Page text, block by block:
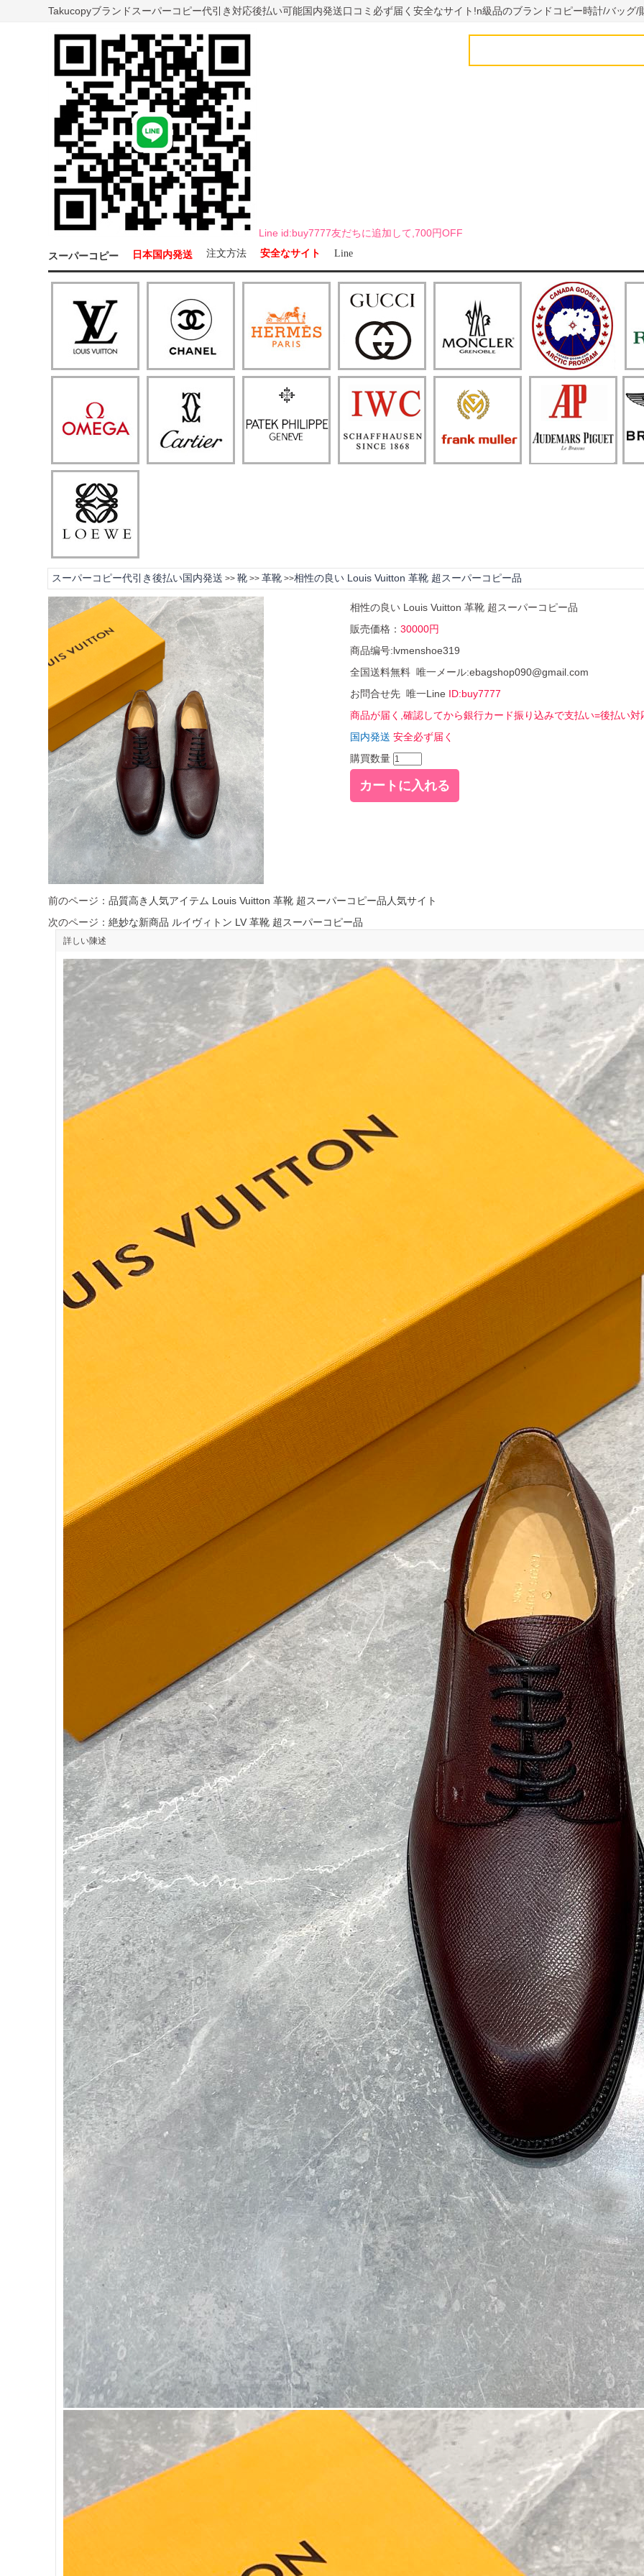
Takucopyブランドスーパーコピー代引き対応後払い可能国内発送口コミ必ず届く安全なサイト!n級品のブランドコピー時計/バッ
Line id:buy7777友だちに追加して,700円OFF
スーパーコピー 日本国内発送 注文方法 安全なサイト Line
スーパーコピー代引き後払い国内発送 >> 靴 >> 革靴 >>相性の良い Louis Vuitton 革靴 超スーパーコピー品
相性の良い Louis Vuitton 革靴 超スーパーコピー品
販売価格： 30000円
商品编号:lvmenshoe319
全国送料無料 唯一メール:ebagshop090@gmail.com
お問合せ先 唯一Line ID:buy7777
商品が届く,確認してから銀行カード振り込みで支払い=後払い対
国内発送 安全必ず届く
購買数量
前のページ： 品質高き人気アイテム Louis Vuitton 革靴 超スーパーコピー品人気サイト
次のページ： 絶妙な新商品 ルイヴィトン LV 革靴 超スーパーコピー品
詳しい陳述